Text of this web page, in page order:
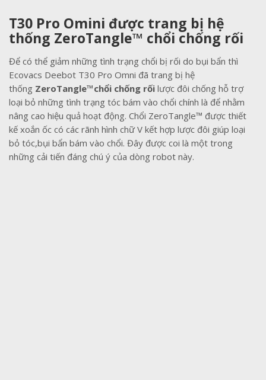
T30 Pro Omini được trang bị hệ
thống ZeroTangle™ chổi chống rối
Để có thể giảm những tình trạng chổi bị rối do bụi bẩn thì
Ecovacs Deebot T30 Pro Omni đã trang bị hệ
thống ZeroTangle™chổi chống rối lược đôi chống hỗ trợ
loại bỏ những tình trạng tóc bám vào chổi chính là để nhằm
nâng cao hiệu quả hoạt động. Chổi ZeroTangle™ được thiết
kế xoắn ốc có các rãnh hình chữ V kết hợp lược đôi giúp loại
bỏ tóc,bụi bẩn bám vào chổi. Đây được coi là một trong
những cải tiến đáng chú ý của dòng robot này.